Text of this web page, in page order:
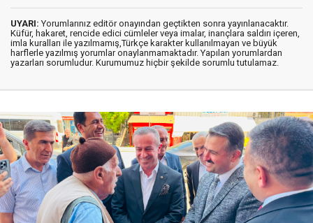
UYARI: Yorumlarınız editör onayından geçtikten sonra yayınlanacaktır.
Küfür, hakaret, rencide edici cümleler veya imalar, inançlara saldırı içeren,
imla kuralları ile yazılmamış,Türkçe karakter kullanılmayan ve büyük
harflerle yazılmış yorumlar onaylanmamaktadır. Yapılan yorumlardan
yazarları sorumludur. Kurumumuz hiçbir şekilde sorumlu tutulamaz.